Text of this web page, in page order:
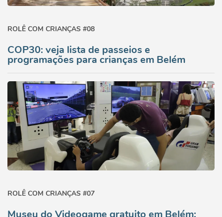
ROLÊ COM CRIANÇAS #08
COP30: veja lista de passeios e
programações para crianças em Belém
ROLÊ COM CRIANÇAS #07
Museu do Videogame gratuito em Belém: